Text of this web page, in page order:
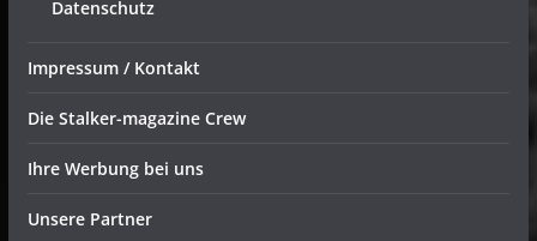
Datenschutz
Impressum / Kontakt
Die Stalker-magazine Crew
Ihre Werbung bei uns
Unsere Partner